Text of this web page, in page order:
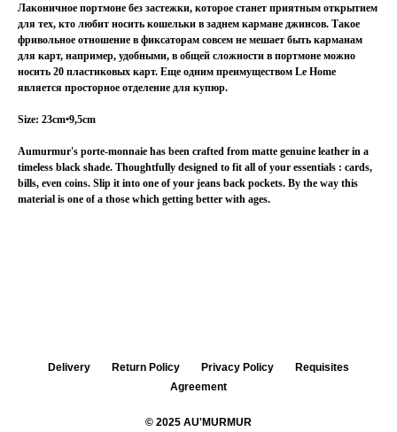
Лаконичное портмоне без застежки, которое станет приятным открытием
для тех, кто любит носить кошельки в заднем кармане джинсов. Такое
фривольное отношение в фиксаторам совсем не мешает быть карманам
для карт, например, удобными, в общей сложности в портмоне можно
носить 20 пластиковых карт. Еще одним преимуществом Le Home
является просторное отделение для купюр.
Size: 23cm•9,5cm
Aumurmur's porte-monnaie has been crafted from matte genuine leather in a
timeless black shade. Thoughtfully designed to fit all of your essentials : cards,
bills, even coins. Slip it into one of your jeans back pockets. By the way this
material is one of a those which getting better with ages.
Delivery Return Policy Privacy Policy
Requisites
Agreement
© 2025 AU'MURMUR